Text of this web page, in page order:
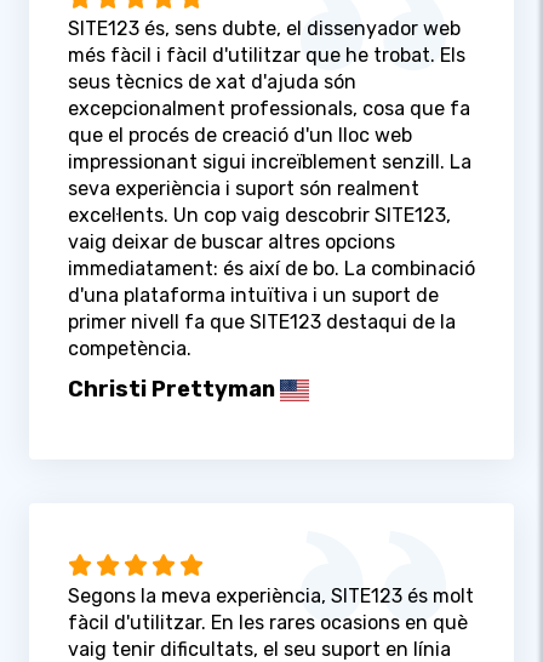
SITE123 és, sens dubte, el dissenyador web
més fàcil i fàcil d'utilitzar que he trobat. Els
seus tècnics de xat d'ajuda són
excepcionalment professionals, cosa que fa
que el procés de creació d'un lloc web
impressionant sigui increïblement senzill. La
seva experiència i suport són realment
excel·lents. Un cop vaig descobrir SITE123,
vaig deixar de buscar altres opcions
immediatament: és així de bo. La combinació
d'una plataforma intuïtiva i un suport de
primer nivell fa que SITE123 destaqui de la
competència.
Christi Prettyman
Segons la meva experiència, SITE123 és molt
fàcil d'utilitzar. En les rares ocasions en què
vaig tenir dificultats, el seu suport en línia